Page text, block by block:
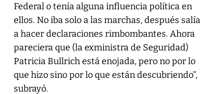
Federal o tenía alguna influencia política en
ellos. No iba solo a las marchas, después salía
a hacer declaraciones rimbombantes. Ahora
pareciera que (la exministra de Seguridad)
Patricia Bullrich está enojada, pero no por lo
que hizo sino por lo que están descubriendo”,
subrayó.